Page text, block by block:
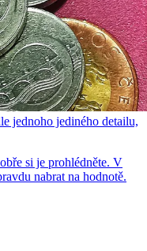
jednoho jediného detailu,
si je prohlédněte. V
nabrat na hodnotě.